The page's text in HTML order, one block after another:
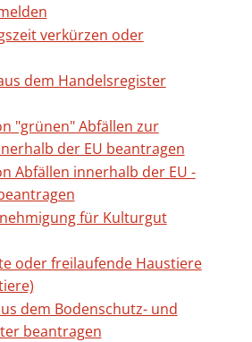
verkürzen oder
dem Handelsregister
"grünen" Abfällen zur
der EU beantragen
Abfällen innerhalb der EU -
für Kulturgut
oder freilaufende Haustiere
dem Bodenschutz- und
beantragen